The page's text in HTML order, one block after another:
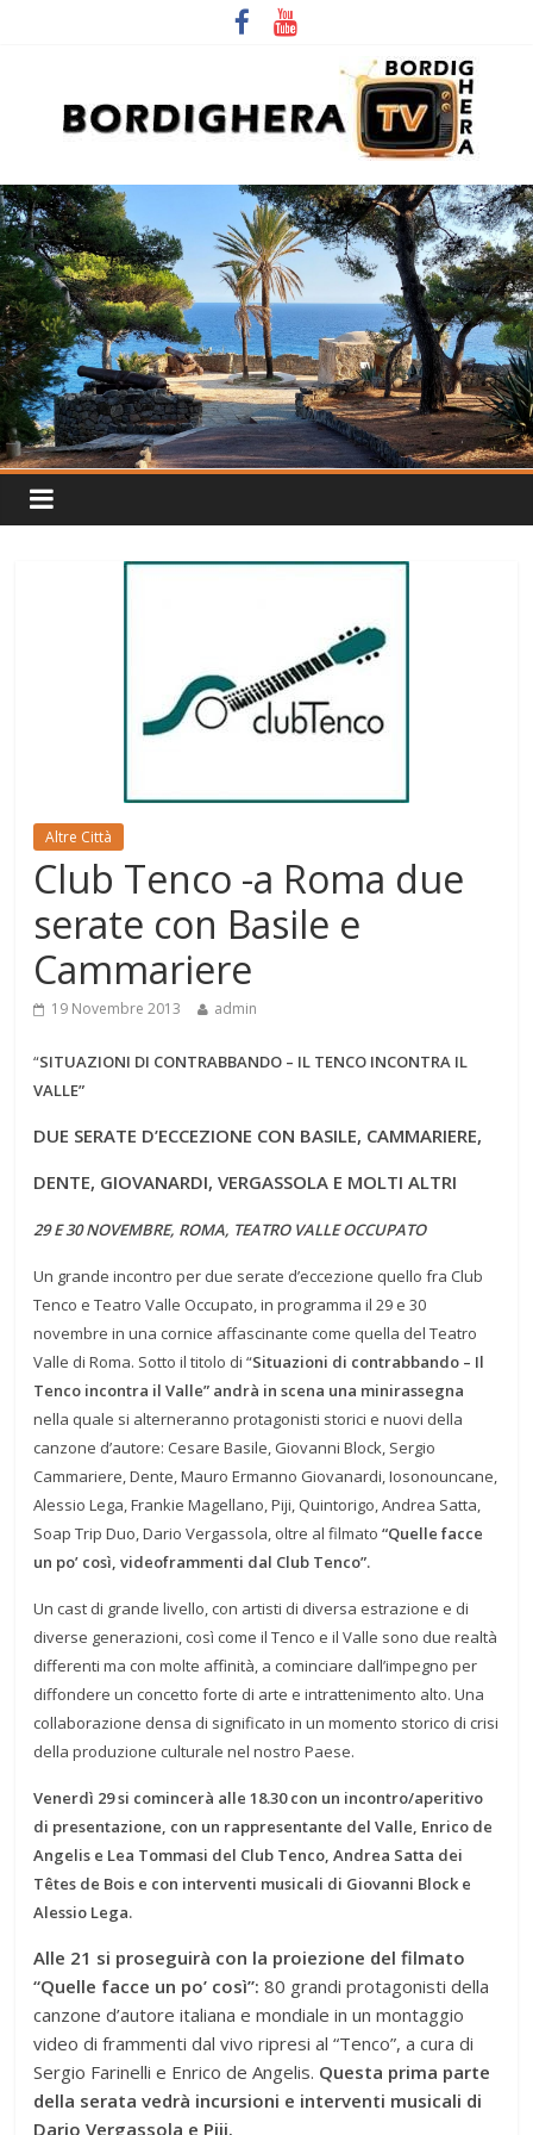
Altre Città
Club Tenco -a Roma due
serate con Basile e
Cammariere
19 Novembre 2013 admin
“SITUAZIONI DI CONTRABBANDO – IL TENCO INCONTRA IL
VALLE”
DUE SERATE D’ECCEZIONE CON BASILE, CAMMARIERE,
DENTE, GIOVANARDI, VERGASSOLA E MOLTI ALTRI
29 E 30 NOVEMBRE, ROMA, TEATRO VALLE OCCUPATO
Un grande incontro per due serate d’eccezione quello fra Club
Tenco e Teatro Valle Occupato, in programma il 29 e 30
novembre in una cornice affascinante come quella del Teatro
Valle di Roma. Sotto il titolo di “Situazioni di contrabbando – Il
Tenco incontra il Valle” andrà in scena una minirassegna
nella quale si alterneranno protagonisti storici e nuovi della
canzone d’autore: Cesare Basile, Giovanni Block, Sergio
Cammariere, Dente, Mauro Ermanno Giovanardi, Iosonouncane,
Alessio Lega, Frankie Magellano, Piji, Quintorigo, Andrea Satta,
Soap Trip Duo, Dario Vergassola, oltre al filmato“Quelle facce
un po’ così, videoframmenti dal Club Tenco”.
Un cast di grande livello, con artisti di diversa estrazione e di
diverse generazioni, così come il Tenco e il Valle sono due realtà
differenti ma con molte affinità, a cominciare dall’impegno per
diffondere un concetto forte di arte e intrattenimento alto. Una
collaborazione densa di significato in un momento storico di crisi
della produzione culturale nel nostro Paese.
Venerdì 29 si comincerà alle 18.30 con un incontro/aperitivo
di presentazione, con un rappresentante del Valle, Enrico de
Angelis e Lea Tommasi del Club Tenco, Andrea Satta dei
Têtes de Bois e con interventi musicali di Giovanni Block e
Alessio Lega.
Alle 21 si proseguirà con la proiezione del filmato
“Quelle facce un po’ così”:80 grandi protagonisti della
canzone d’autore italiana e mondiale in un montaggio
video di frammenti dal vivo ripresi al “Tenco”, a cura di
Sergio Farinelli e Enrico de Angelis. Questa prima parte
della serata vedrà incursioni e interventi musicali di
Dario Vergassola e Piji.